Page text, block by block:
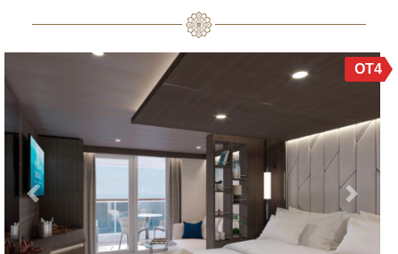
Previous Next
OT4